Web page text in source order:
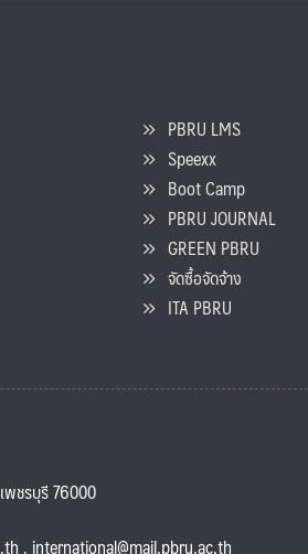
PBRU LMS
Speexx
Boot Camp
PBRU JOURNAL
GREEN PBRU
จัดซื้อจัดจ้าง
ITA PBRU
พชรบุรี 76000
, international@mail.pbru.ac.th